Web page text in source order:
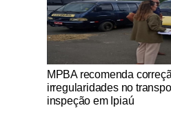
Notícias Católicas
MPBA recomenda
irregularidades no
inspeção em Ipiaú